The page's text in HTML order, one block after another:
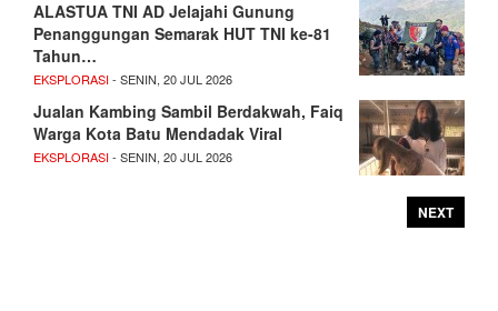
ALASTUA TNI AD Jelajahi Gunung
Penanggungan Semarak HUT TNI ke-81
Tahun…
EKSPLORASI- SENIN, 20 JUL 2026
Jualan Kambing Sambil Berdakwah, Faiq
Warga Kota Batu Mendadak Viral
EKSPLORASI- SENIN, 20 JUL 2026
NEXT